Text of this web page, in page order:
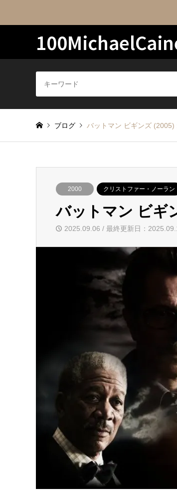
ブログ バットマン ビギンズ
2000 クリストファー・ノーラン
バットマン ビギ
2025.09.06 / 最終更新日：